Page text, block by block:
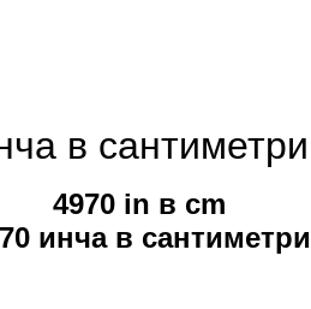
в сантиметри
4970 in в cm
инча в сантиметри